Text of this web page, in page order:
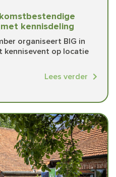
kennisdeling
organiseert BIG in
kennisevent op locatie
Lees verder